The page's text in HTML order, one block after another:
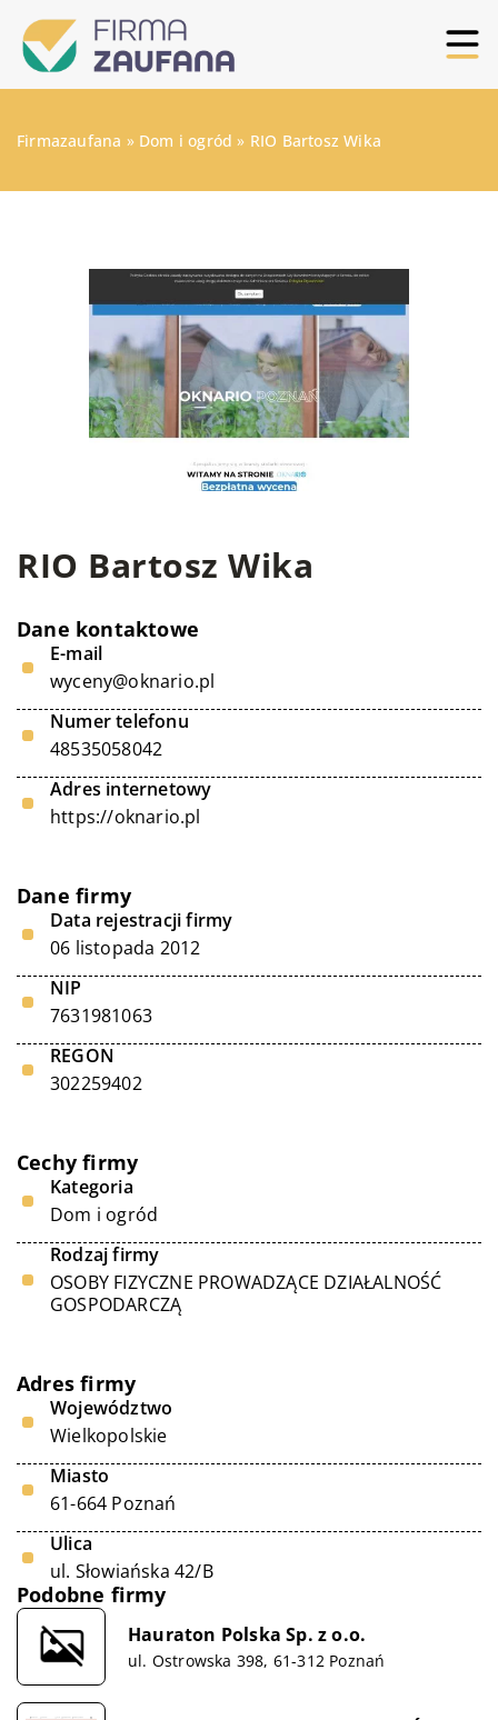
Firmazaufana » Dom i ogród » RIO Bartosz Wika
RIO Bartosz Wika
Dane kontaktowe
E-mail
wyceny@oknario.pl
Numer telefonu
48535058042
Adres internetowy
https://oknario.pl
Dane firmy
Data rejestracji firmy
06 listopada 2012
NIP
7631981063
REGON
302259402
Cechy firmy
Kategoria
Dom i ogród
Rodzaj firmy
OSOBY FIZYCZNE PROWADZĄCE DZIAŁALNOŚĆ
GOSPODARCZĄ
Adres firmy
Województwo
Wielkopolskie
Miasto
61-664 Poznań
Ulica
ul. Słowiańska 42/B
Podobne firmy
Hauraton Polska Sp. z o.o.
ul. Ostrowska 398, 61-312 Poznań